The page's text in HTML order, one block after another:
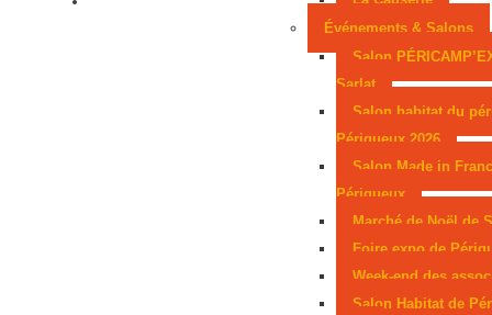
Événements & Salons
Salon
Sarlat
Salon habitat du
Périgueux 2026
Salon Made in
Périgueux
Marché de Noël de
Foire expo de
Week-end des
Salon Habitat de